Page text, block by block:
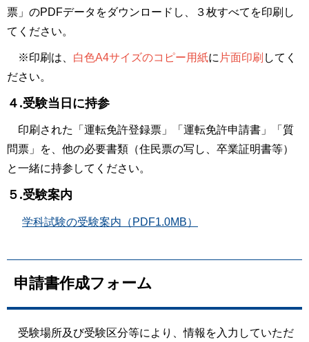
票」のPDFデータをダウンロードし、３枚すべてを印刷し
てください。
※印刷は、 白色A4サイズのコピー用紙に 片面印刷 してく
ださい。
４.受験当日に持参
印刷された「運転免許登録票」「運転免許申請書」「質
問票」を、他の必要書類（住民票の写し、卒業証明書等）
と一緒に持参してください。
５.受験案内
学科試験の受験案内（PDF1.0MB）
申請書作成フォーム
受験場所及び受験区分等により、情報を入力していただ